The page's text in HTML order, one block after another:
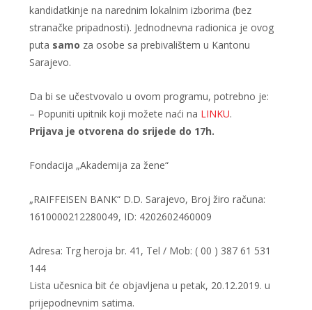
kandidatkinje na narednim lokalnim izborima (bez
stranačke pripadnosti). Jednodnevna radionica je ovog
puta samo za osobe sa prebivalištem u Kantonu
Sarajevo.
Da bi se učestvovalo u ovom programu, potrebno je:
– Popuniti upitnik koji možete naći na LINKU.
Prijava je otvorena do srijede do 17h.
Fondacija „Akademija za žene“
„RAIFFEISEN BANK“ D.D. Sarajevo, Broj žiro računa:
1610000212280049, ID: 4202602460009
Adresa: Trg heroja br. 41, Tel / Mob: ( 00 ) 387 61 531
144
Lista učesnica bit će objavljena u petak, 20.12.2019. u
prijepodnevnim satima.